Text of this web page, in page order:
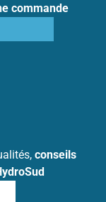
commande
conseils